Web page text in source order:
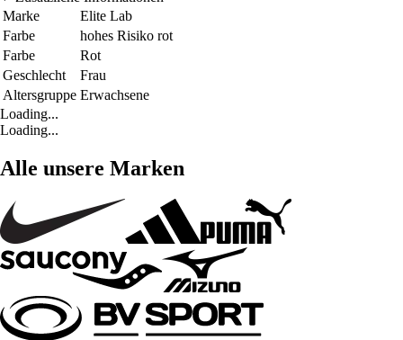
Marke
Elite Lab
Farbe
hohes Risiko rot
Farbe
Rot
Geschlecht
Frau
Altersgruppe Erwachsene
Loading...
Loading...
Alle unsere Marken